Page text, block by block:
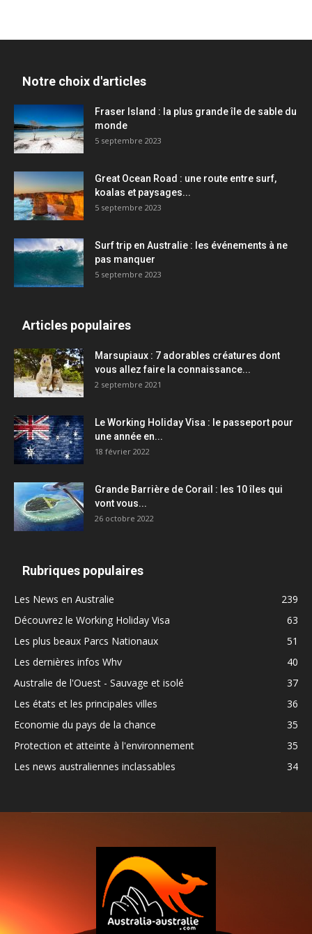
Notre choix d'articles
Fraser Island : la plus grande île de sable du
monde
5 septembre 2023
Great Ocean Road : une route entre surf,
koalas et paysages...
5 septembre 2023
Surf trip en Australie : les événements à ne
pas manquer
5 septembre 2023
Articles populaires
Marsupiaux : 7 adorables créatures dont
vous allez faire la connaissance...
2 septembre 2021
Le Working Holiday Visa : le passeport pour
une année en...
18 février 2022
Grande Barrière de Corail : les 10 îles qui
vont vous...
26 octobre 2022
Rubriques populaires
Les News en Australie
239
Découvrez le Working Holiday Visa
63
Les plus beaux Parcs Nationaux
51
Les dernières infos Whv
40
Australie de l'Ouest - Sauvage et isolé
37
Les états et les principales villes
36
Economie du pays de la chance
35
Protection et atteinte à l'environnement
35
Les news australiennes inclassables
34